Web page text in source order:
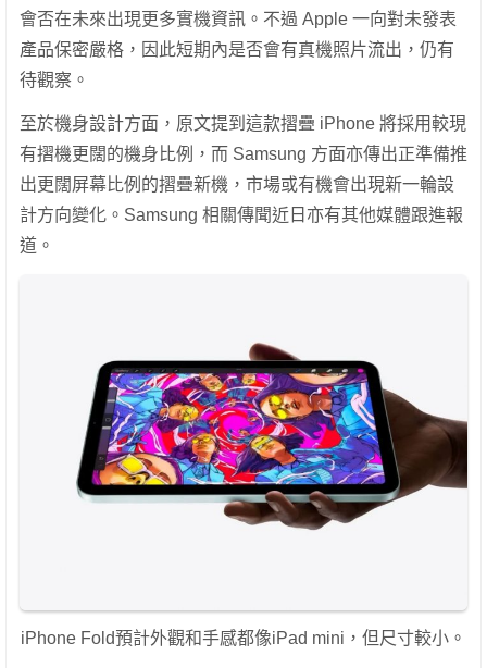
會否在未來出現更多實機資訊。不過 Apple 一向對未發表
產品保密嚴格，因此短期內是否會有真機照片流出，仍有
待觀察。
至於機身設計方面，原文提到這款摺疊 iPhone 將採用較現
有摺機更闊的機身比例，而 Samsung 方面亦傳出正準備推
出更闊屏幕比例的摺疊新機，市場或有機會出現新一輪設
計方向變化。Samsung 相關傳聞近日亦有其他媒體跟進報
道。
iPhone Fold預計外觀和手感都像iPad mini，但尺寸較小。